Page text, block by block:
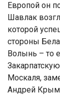
Европой он
Шавлак
которой
стороны
Волынь – то
Москаля,
Андрей